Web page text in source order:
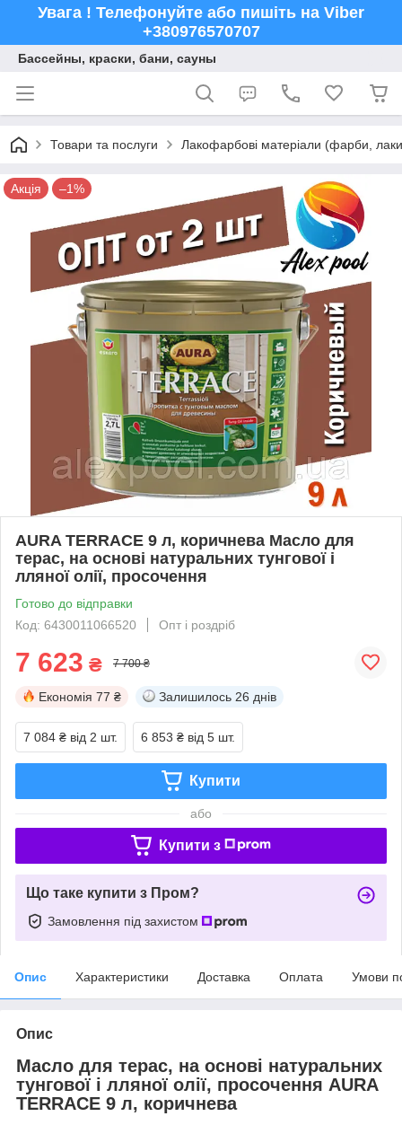
Увага ! Телефонуйте або пишіть на Viber
+380976570707
Бассейны, краски, бани, сауны
Товари та послуги Лакофарбові матеріали (фарби,
Акція –1%
AURA TERRACE 9 л, коричнева Масло для
терас, на основі натуральних тунгової і
лляної олії, просочення
Готово до відправки
Код: 6430011066520
Опт і роздріб
7 623 ₴ 7 700 ₴
Економія 77 ₴ Залишилось 26 днів
7 084 ₴ від 2 шт. 6 853 ₴ від 5 шт.
Купити
або
Купити з
Що таке купити з Пром?
Замовлення під захистом
Опис Характеристики Доставка Оплата Умови
Опис
Масло для терас, на основі натуральних
тунгової і лляної олії, просочення AURA
TERRACE 9 л, коричнева